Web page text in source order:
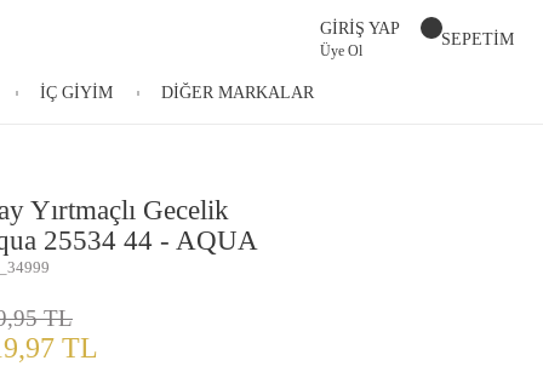
GİRİŞ YAP
Üye Ol
SEPETİM
İÇ GİYİM DİĞER MARKALAR
Yırtmaçlı Gecelik
25534 44 - AQUA
TL
TL